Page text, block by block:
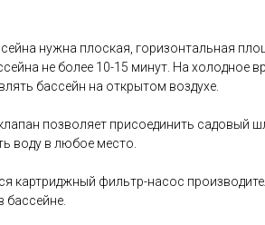
нужна плоская, горизонтальная
не более 10-15 минут. На холодное
бассейн на открытом воздухе.
позволяет присоединить садовый
воду в любое место.
картриджный фильтр-насос
бассейне.